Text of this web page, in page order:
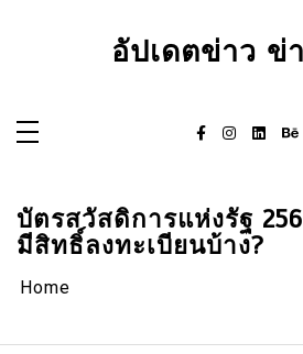
อัปเดตข่าว ข่
บัตรสวัสดิการแห่งรัฐ
มีสิทธิ์ลงทะเบียนบ้าง?
Home